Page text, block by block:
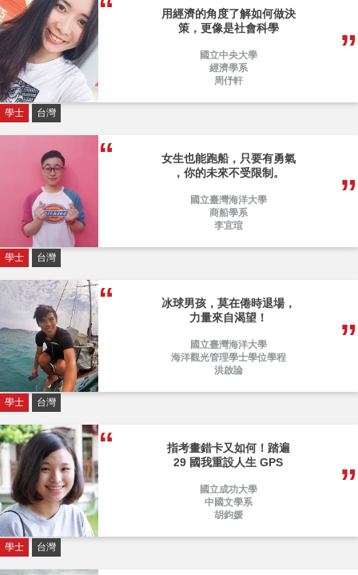
用經濟的角度了解如何做決
策，更像是社會科學
國立中央大學
經濟學系
周伃軒
學士 台灣
女生也能跑船，只要有勇氣
，你的未來不受限制。
國立臺灣海洋大學
商船學系
李宜瑄
學士 台灣
冰球男孩，莫在倦時退場，
力量來自渴望！
國立臺灣海洋大學
海洋觀光管理學士學位學程
洪啟論
學士 台灣
指考畫錯卡又如何！踏遍
29 國我重設人生 GPS
國立成功大學
中國文學系
胡鈞媛
學士 台灣